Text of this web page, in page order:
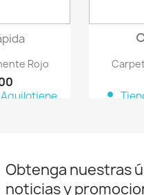
Rojo
person
Obtenga nuestras
noticias y